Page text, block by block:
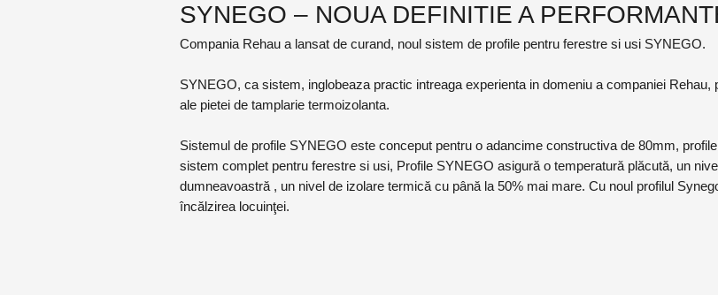
SYNEGO – NOUA DEFINITIE A
Compania Rehau a lansat de curand, noul sistem de profile pentru ferestre si usi SYNEGO.
SYNEGO, ca sistem, inglobeaza practic intreaga experienta in domeniu a companiei
ale pietei de tamplarie termoizolanta.
Sistemul de profile SYNEGO este conceput pentru o adancime constructiva de 80mm,
sistem complet pentru ferestre si usi, Profile SYNEGO asigură o temperatură plăcută, un
dumneavoastră , un nivel de izolare termică cu până la 50% mai mare. Cu noul profilul
încălzirea locuinţei.